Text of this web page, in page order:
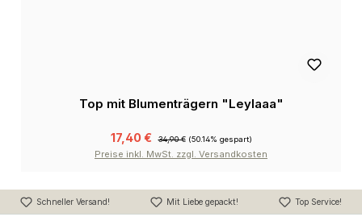
Top mit Blumenträgern "Leylaaa"
17,40 € 34,90 € (50.14% gespart)
Preise inkl. MwSt. zzgl. Versandkosten
Schneller Versand! Mit Liebe gepackt! Top Service!